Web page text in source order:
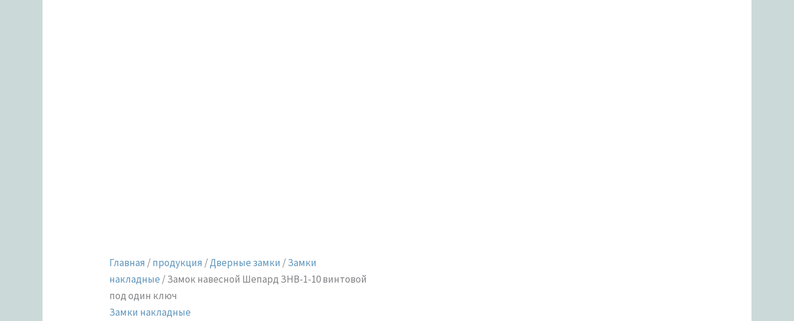
Главная /продукция /Дверные замки /Замки
накладные / Замок навесной Шепард ЗНВ-1-10 винтовой
под один ключ
Замки накладные